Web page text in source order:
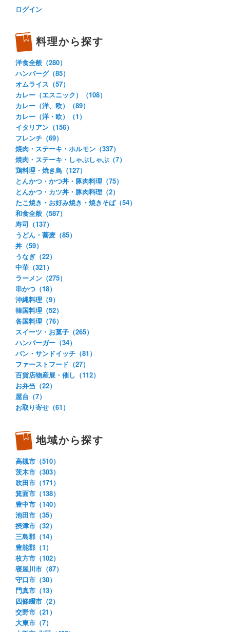
ログイン
料理から探す
洋食全般（280）
ハンバーグ（85）
オムライス（57）
カレー（エスニック）（108）
カレー（洋、欧）（89）
カレー（洋・欧）（1）
イタリアン（156）
フレンチ（69）
焼肉・ステーキ・ホルモン（337）
焼肉・ステーキ・しゃぶしゃぶ（7）
鶏料理・焼き鳥（127）
とんかつ・かつ丼・豚肉料理（75）
とんかつ・カツ丼・豚肉料理（2）
たこ焼き・お好み焼き・焼きそば（54）
和食全般（587）
寿司（137）
うどん・蕎麦（85）
丼（59）
うなぎ（22）
中華（321）
ラーメン（275）
串かつ（18）
沖縄料理（9）
韓国料理（52）
各国料理（76）
スイーツ・お菓子（265）
ハンバーガー（34）
パン・サンドイッチ（81）
ファーストフード（27）
百貨店物産展・催し（112）
お弁当（22）
屋台（7）
お取り寄せ（61）
地域から探す
高槻市（510）
茨木市（303）
吹田市（171）
箕面市（138）
豊中市（140）
池田市（35）
摂津市（32）
三島郡（14）
豊能郡（1）
枚方市（102）
寝屋川市（87）
守口市（30）
門真市（13）
四條畷市（2）
交野市（21）
大東市（7）